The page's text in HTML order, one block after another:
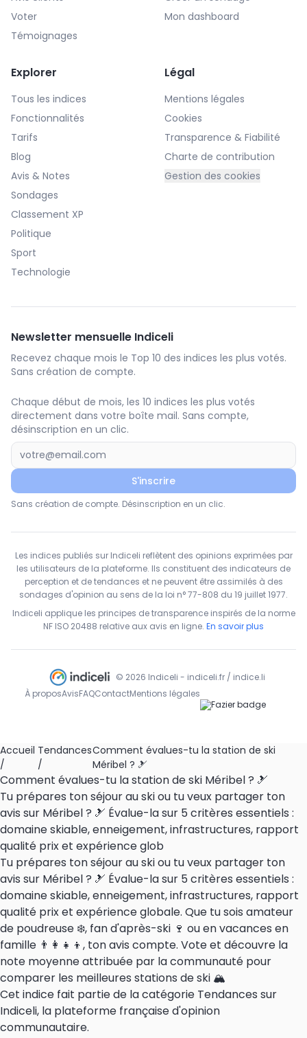
Voter
Témoignages
Mon dashboard
Explorer
Tous les indices
Fonctionnalités
Tarifs
Blog
Avis & Notes
Sondages
Classement XP
Politique
Sport
Technologie
Légal
Mentions légales
Cookies
Transparence & Fiabilité
Charte de contribution
Gestion des cookies
Newsletter mensuelle Indiceli
Recevez chaque mois le Top 10 des indices les plus votés.
Sans création de compte.
Chaque début de mois, les 10 indices les plus votés
directement dans votre boîte mail. Sans compte,
désinscription en un clic.
S'inscrire
Sans création de compte. Désinscription en un clic.
Les indices publiés sur Indiceli reflètent des opinions exprimées par
les utilisateurs de la plateforme. Ils constituent des indicateurs de
perception et de tendances et ne peuvent être assimilés à des
sondages d'opinion au sens de la loi n° 77-808 du 19 juillet 1977.
Indiceli applique les principes de transparence inspirés de la norme
NF ISO 20488 relative aux avis en ligne. En savoir plus
© 2026 Indiceli - indiceli.fr / indice.li
À proposAvisFAQContactMentions légales
Accueil
/
Tendances
/
Comment évalues-tu la station de ski
Méribel ? 🎿
Comment évalues-tu la station de ski Méribel ? 🎿
Tu prépares ton séjour au ski ou tu veux partager ton
avis sur Méribel ? 🎿 Évalue-la sur 5 critères essentiels :
domaine skiable, enneigement, infrastructures, rapport
qualité prix et expérience glob
Tu prépares ton séjour au ski ou tu veux partager ton
avis sur Méribel ? 🎿 Évalue-la sur 5 critères essentiels :
domaine skiable, enneigement, infrastructures, rapport
qualité prix et expérience globale. Que tu sois amateur
de poudreuse ❄️, fan d'après-ski 🍷 ou en vacances en
famille 👨‍👩‍👧‍👦, ton avis compte. Vote et découvre la
note moyenne attribuée par la communauté pour
comparer les meilleures stations de ski 🏔️
Cet indice fait partie de la catégorie Tendances sur
Indiceli, la plateforme française d'opinion
communautaire.